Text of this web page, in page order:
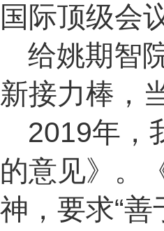
国际顶级会
给姚期智
新接力棒，
2019年，
的意见》。
神，要求“